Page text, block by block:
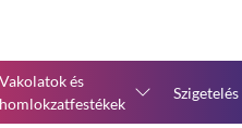
Vakolatok és
homlokzatfestékek
Szigetelés